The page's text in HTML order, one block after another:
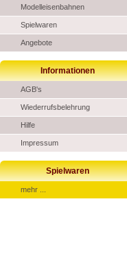
Modelleisenbahnen
Spielwaren
Angebote
Informationen
AGB's
Wiederrufsbelehrung
Hilfe
Impressum
Spielwaren
mehr ...